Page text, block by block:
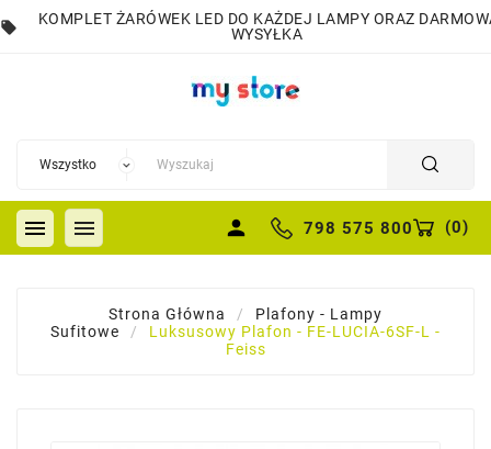
local_offer
KOMPLET ŻARÓWEK LED DO KAŻDEJ LAMPY ORAZ
WYSYŁKA
  person 798 575 800 (0)
Strona Główna
Plafony - Lampy
Sufitowe
Luksusowy Plafon - FE-LUCIA-6SF-L -
Feiss